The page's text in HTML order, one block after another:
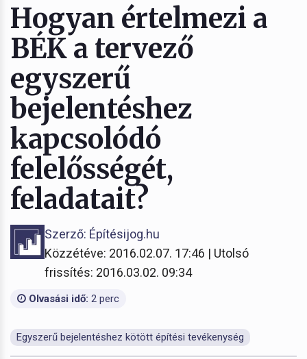
Hogyan értelmezi a
BÉK a tervező
egyszerű
bejelentéshez
kapcsolódó
felelősségét,
feladatait?
Szerző: Építésijog.hu
Közzétéve: 2016.02.07. 17:46 | Utolsó
frissítés: 2016.03.02. 09:34
Olvasási idő: 2 perc
Egyszerű bejelentéshez kötött építési tevékenység